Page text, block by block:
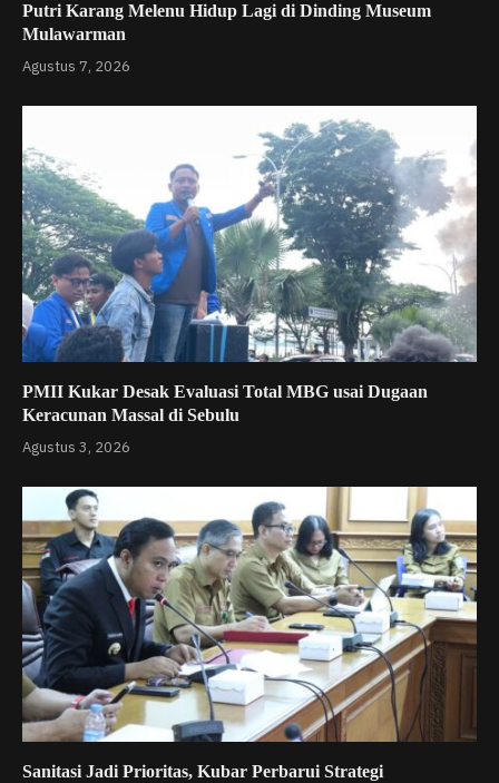
Putri Karang Melenu Hidup Lagi di Dinding Museum
Mulawarman
Agustus 7, 2026
PMII Kukar Desak Evaluasi Total MBG usai Dugaan
Keracunan Massal di Sebulu
Agustus 3, 2026
Sanitasi Jadi Prioritas, Kubar Perbarui Strategi